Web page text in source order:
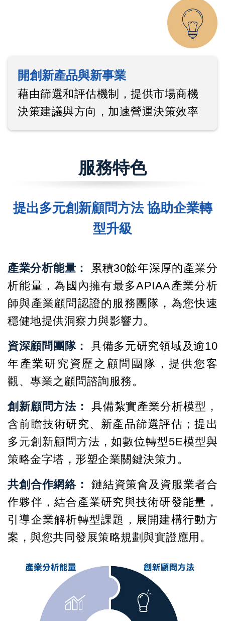
開創新產品與新事業
藉由篩選和評估機制，提供市場商機
決策建議與方向，加速營運決策效率
服務特色
提出多元創新顧問方法 協助企業轉
型升級
產業分析能量：
累積30餘年深厚的產業分
析能量，為國內擁有最多APIAA產業分析
師與產業顧問認證的服務團隊，為您快速
穩健地提供洞察力與影響力。
資深顧問團隊：
具備多元研究領域及逾10
年產業研究資歷之顧問團隊，提供您客
觀、專業之顧問諮詢服務。
創新顧問方法：
具備紮實產業分析模型，
含前瞻技術研究、新產品篩選評估；提出
多元創新顧問方法，如數位轉型5E模型與
策略金字塔，形塑企業關鍵決策力。
共創合作網絡：
鏈結資策會及資服業者合
作夥伴，結合產業研究與技術研發能量，
引導企業解析轉型課題，展開建構行動方
案，與您共同發展策略規劃與實證應用。